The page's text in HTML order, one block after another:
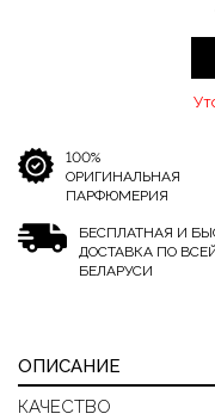
100%
ОРИГИНАЛЬНАЯ
ПАРФЮМЕРИЯ
БЕСПЛАТНАЯ И
ДОСТАВКА ПО
БЕЛАРУСИ
ОПИСАНИЕ
КАЧЕСТВО